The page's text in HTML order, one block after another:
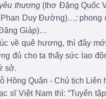
thương (thơ Đặng Quốc
Duy Đường)…;phong
Giáp)…
về quê hương, thì đây
đủ cho ta thấy sức lao
sở.
Hồng Quân - Chủ tịch
sĩ Việt Nam thì: “Tuyển